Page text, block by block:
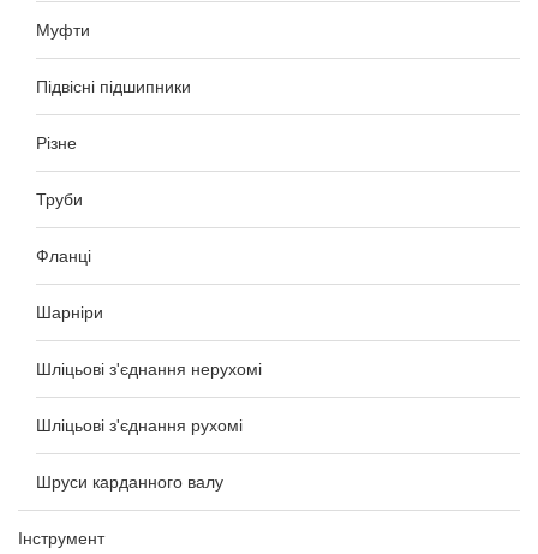
Муфти
Підвісні підшипники
Різне
Труби
Фланці
Шарніри
Шліцьові з'єднання нерухомі
Шліцьові з'єднання рухомі
Шруси карданного валу
Інструмент